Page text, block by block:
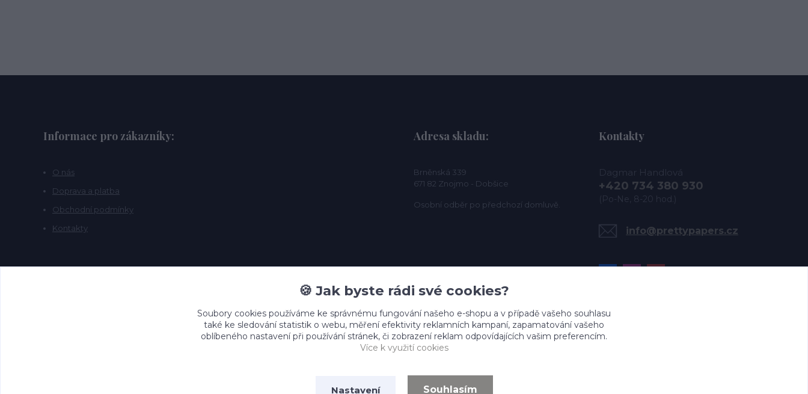
Informace pro zákazníky:
O nás
Doprava a platba
Obchodní podmínky
Kontakty
Adresa skladu:
Brněnská 339
671 82 Znojmo - Dobšice
Osobní odběr po předchozí domluvě.
Kontakty
Dagmar Handlová
+420 734 380 930
(Po-Ne, 8-20 hod.)
info@prettypapers.cz
🍪 Jak byste rádi své cookies?
Soubory cookies používáme ke správnému fungování našeho e-shopu a v případě vašeho souhlasu
také ke sledování statistik o webu, měření efektivity reklamních kampaní, zapamatování vašeho
oblíbeného nastavení při používání stránek, či zobrazení reklam odpovídajících vašim preferencím.
Více k využití cookies
Nastavení Souhlasím